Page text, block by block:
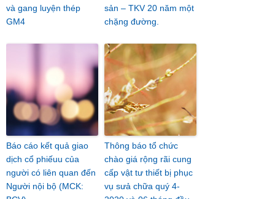
và gang luyện thép
GM4
sản – TKV 20 năm một
chặng đường.
Báo cáo kết quả giao
dịch cổ phiếuu của
người có liên quan đến
Người nội bộ (MCK:
Thông báo tổ chức
chào giá rộng rãi cung
cấp vật tư thiết bị phục
vụ sưả chữa quý 4-